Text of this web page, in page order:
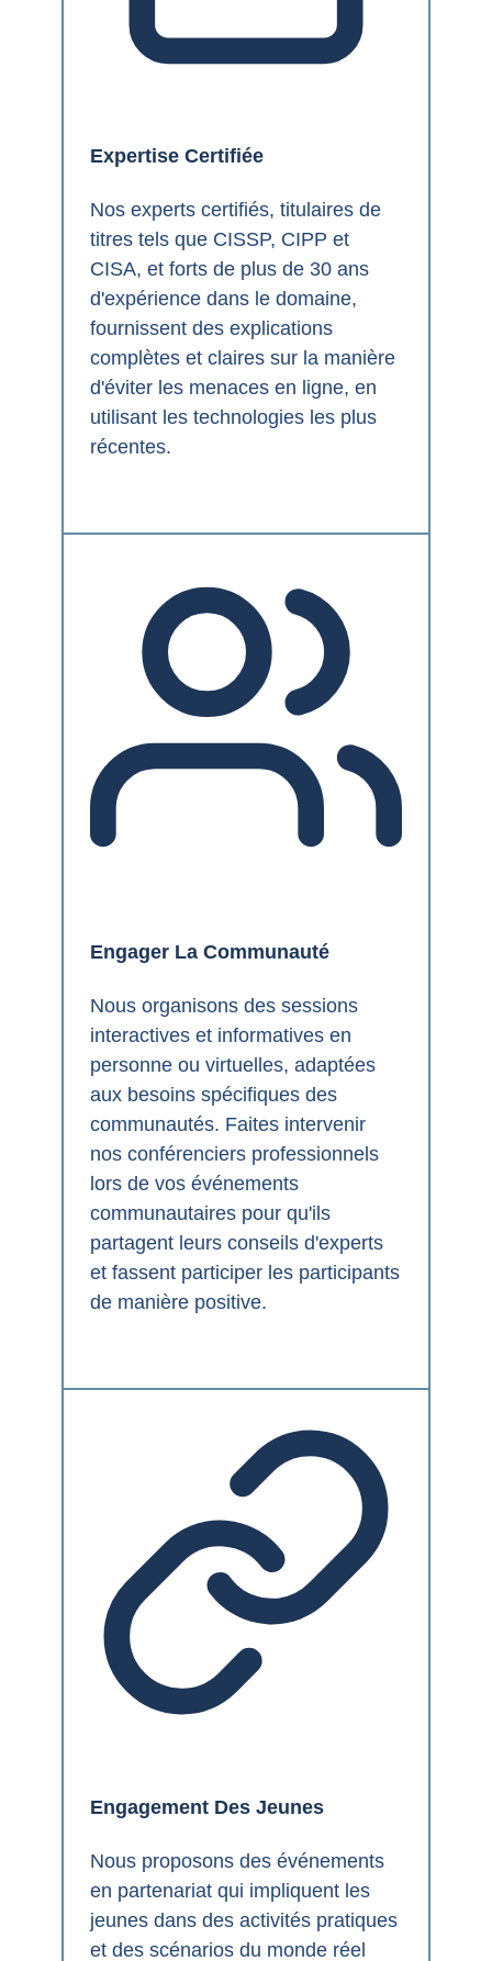
Expertise Certifiée
Nos experts certifiés, titulaires de
titres tels que CISSP, CIPP et
CISA, et forts de plus de 30 ans
d'expérience dans le domaine,
fournissent des explications
complètes et claires sur la manière
d'éviter les menaces en ligne, en
utilisant les technologies les plus
récentes.
Engager La Communauté
Nous organisons des sessions
interactives et informatives en
personne ou virtuelles, adaptées
aux besoins spécifiques des
communautés. Faites intervenir
nos conférenciers professionnels
lors de vos événements
communautaires pour qu'ils
partagent leurs conseils d'experts
et fassent participer les participants
de manière positive.
Engagement Des Jeunes
Nous proposons des événements
en partenariat qui impliquent les
jeunes dans des activités pratiques
et des scénarios du monde réel